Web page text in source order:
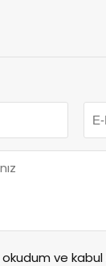
okudum ve